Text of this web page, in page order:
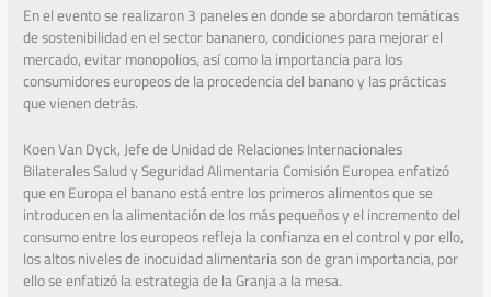
En el evento se realizaron 3 paneles en donde se abordaron temáticas
de sostenibilidad en el sector bananero, condiciones para mejorar el
mercado, evitar monopolios, así como la importancia para los
consumidores europeos de la procedencia del banano y las prácticas
que vienen detrás.
Koen Van Dyck, Jefe de Unidad de Relaciones Internacionales
Bilaterales Salud y Seguridad Alimentaria Comisión Europea enfatizó
que en Europa el banano está entre los primeros alimentos que se
introducen en la alimentación de los más pequeños y el incremento del
consumo entre los europeos refleja la confianza en el control y por ello,
los altos niveles de inocuidad alimentaria son de gran importancia, por
ello se enfatizó la estrategia de la Granja a la mesa.